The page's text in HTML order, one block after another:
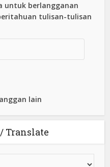
untuk berlangganan
tulisan-tulisan
lain
Translate